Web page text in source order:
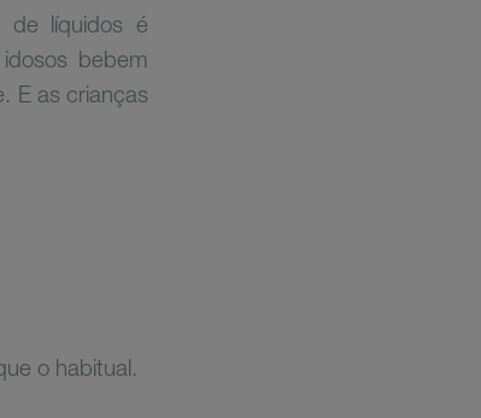
de líquidos é
bebem
E as crianças
o habitual.